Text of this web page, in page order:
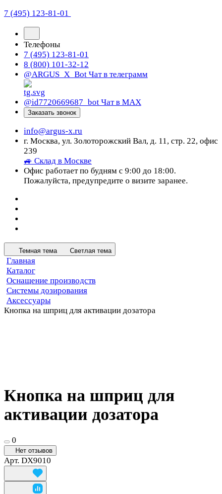
7 (495) 123-81-01
Телефоны
7 (495) 123-81-01
8 (800) 101-32-12
@ARGUS_X_Bot Чат в телеграмм
@id7720669687_bot Чат в МАХ
Заказать звонок
info@argus-x.ru
г. Москва, ул. Золоторожский Вал, д. 11, стр. 22, офис
239
🚙 Склад в Москве
Офис работает по будням с 9:00 до 18:00.
Пожалуйста, предупредите о визите заранее.
Темная тема Светлая тема
Главная
Каталог
Оснащение производств
Системы дозирования
Аксессуары
Кнопка на шприц для активации дозатора
Кнопка на шприц для
активации дозатора
0
Нет отзывов
Арт. DX9010